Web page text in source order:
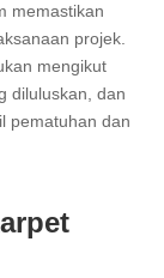
memastikan
projek.
mengikut
diluluskan, dan
pematuhan dan